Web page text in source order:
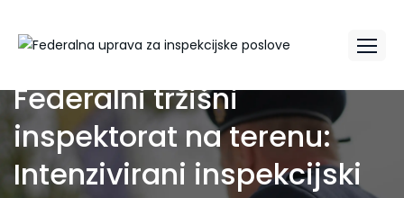
Federalni tržišni
inspektorat na terenu:
Intenzivirani inspekcijski